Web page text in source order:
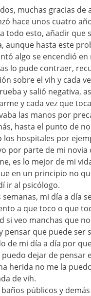
muchas gracias de
hace unos cuatro
todo esto, añadir
aunque hasta este
algo se encendió
lo pude contraer,
sobre el vih y cada
y salió negativa,
y cada vez que
las manos por
hasta el punto de
los hospitales por
por parte de mi
es lo mejor de mi
en un principio no
ir al psicólogo.
semanas, mi día a día
a que toco o que
si veo manchas que
pensar que puede ser
de mi día a día por
dejar de pensar
herida no me la
de vih.
públicos y